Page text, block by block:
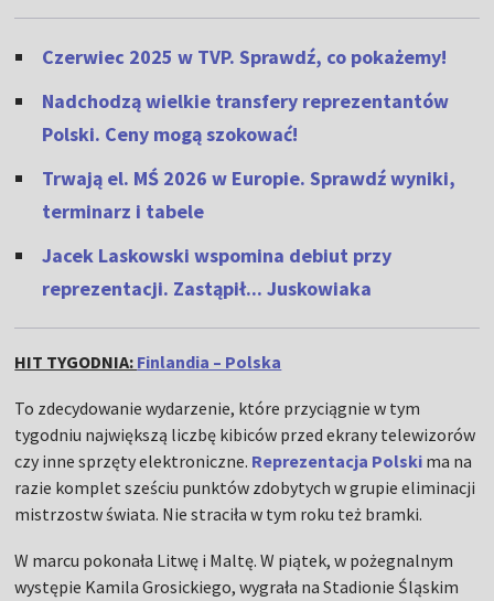
Czerwiec 2025 w TVP. Sprawdź, co pokażemy!
Nadchodzą wielkie transfery reprezentantów
Polski. Ceny mogą szokować!
Trwają el. MŚ 2026 w Europie. Sprawdź wyniki,
terminarz i tabele
Jacek Laskowski wspomina debiut przy
reprezentacji. Zastąpił... Juskowiaka
HIT TYGODNIA: Finlandia – Polska
To zdecydowanie wydarzenie, które przyciągnie w tym
tygodniu największą liczbę kibiców przed ekrany telewizorów
czy inne sprzęty elektroniczne. Reprezentacja Polski ma na
razie komplet sześciu punktów zdobytych w grupie eliminacji
mistrzostw świata. Nie straciła w tym roku też bramki.
W marcu pokonała Litwę i Maltę. W piątek, w pożegnalnym
występie Kamila Grosickiego, wygrała na Stadionie Śląskim